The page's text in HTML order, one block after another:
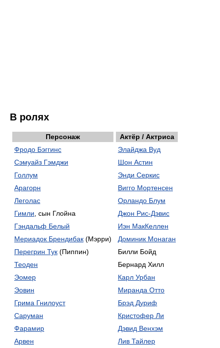
В ролях
Персонаж
Актёр / Актриса
Фродо Бэггинс
Элайджа Вуд
Сэмуайз Гэмджи
Шон Астин
Голлум
Энди Серкис
Арагорн
Вигго Мортенсен
Леголас
Орландо Блум
Гимли, сын Глойна
Джон Рис-Дэвис
Гэндальф Белый
Иэн МакКеллен
Мериадок Брендибак (Мэрри)
Доминик Монаган
Перегрин Тук (Пиппин)
Билли Бойд
Теоден
Бернард Хилл
Эомер
Карл Урбан
Эовин
Миранда Отто
Грима Гнилоуст
Брэд Дуриф
Саруман
Кристофер Ли
Фарамир
Дэвид Венхэм
Арвен
Лив Тайлер